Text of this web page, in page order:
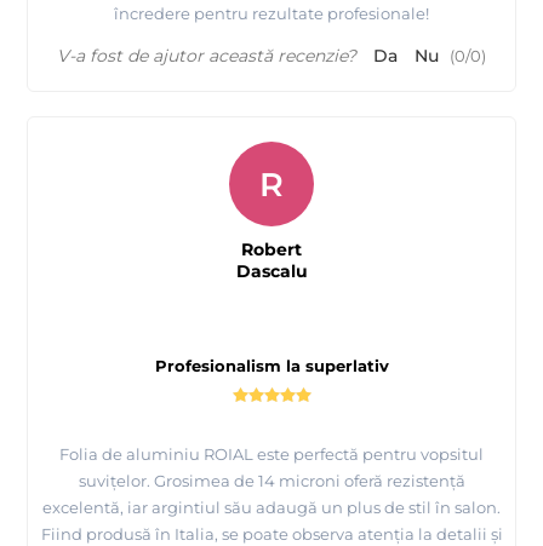
încredere pentru rezultate profesionale!
V-a fost de ajutor această recenzie? Da Nu (0/0)
Profesionalism la superlativ
Folia de aluminiu ROIAL este perfectă pentru vopsitul
suvițelor. Grosimea de 14 microni oferă rezistență
excelentă, iar argintiul său adaugă un plus de stil în salon.
Fiind produsă în Italia, se poate observa atenția la detalii și
R
Robert
Dascalu